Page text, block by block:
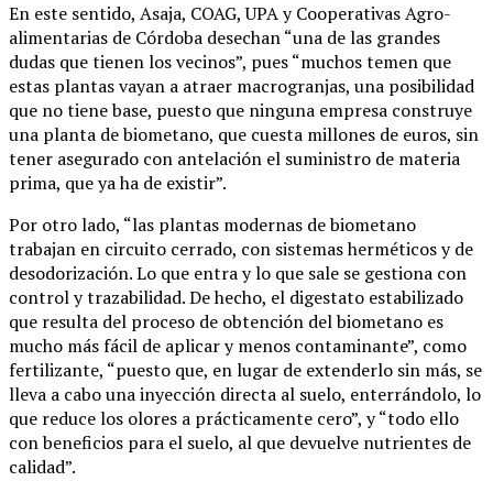
En este sentido, Asaja, COAG, UPA y Cooperativas Agro-
alimentarias de Córdoba desechan “una de las grandes
dudas que tienen los vecinos”, pues “muchos temen que
estas plantas vayan a atraer macrogranjas, una posibilidad
que no tiene base, puesto que ninguna empresa construye
una planta de biometano, que cuesta millones de euros, sin
tener asegurado con antelación el suministro de materia
prima, que ya ha de existir”.
Por otro lado, “las plantas modernas de biometano
trabajan en circuito cerrado, con sistemas herméticos y de
desodorización. Lo que entra y lo que sale se gestiona con
control y trazabilidad. De hecho, el digestato estabilizado
que resulta del proceso de obtención del biometano es
mucho más fácil de aplicar y menos contaminante”, como
fertilizante, “puesto que, en lugar de extenderlo sin más, se
lleva a cabo una inyección directa al suelo, enterrándolo, lo
que reduce los olores a prácticamente cero”, y “todo ello
con beneficios para el suelo, al que devuelve nutrientes de
calidad”.